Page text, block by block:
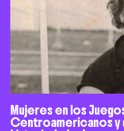
Mujeres en los
Centroamericanos y